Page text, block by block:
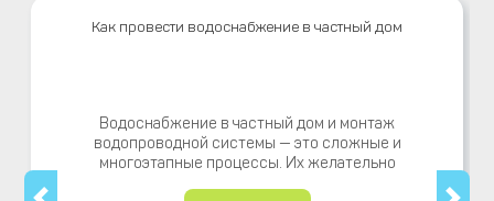
Как провести водоснабжение в частный дом
Водоснабжение в частный дом и монтаж
водопроводной системы — это сложные и
многоэтапные процессы. Их желательно